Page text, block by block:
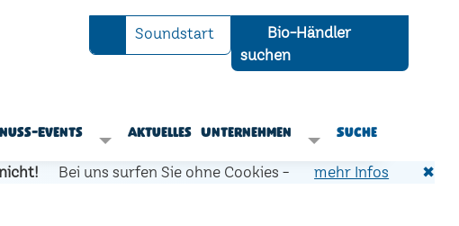
Soundstart
Bio-Händler
suchen
Events Aktuelles Unternehmen Suche
Bei uns surfen Sie ohne Cookies - mehr Infos ✖